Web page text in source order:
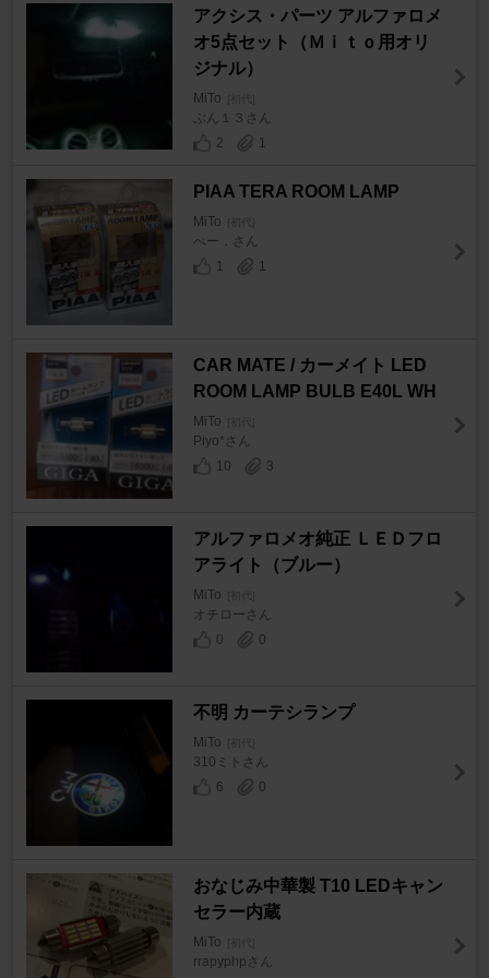
アクシス・パーツ アルファロメ
オ5点セット（Ｍｉｔｏ用オリ
ジナル）
MiTo [初代]
ぶん１３さん
2
1
PIAA TERA ROOM LAMP
MiTo [初代]
べー．さん
1
1
CAR MATE / カーメイト LED
ROOM LAMP BULB E40L WH
MiTo [初代]
Piyo*さん
10
3
アルファロメオ純正 ＬＥＤフロ
アライト（ブルー）
MiTo [初代]
オチローさん
0
0
不明 カーテシランプ
MiTo [初代]
310ミトさん
6
0
おなじみ中華製 T10 LEDキャン
セラー内蔵
MiTo [初代]
rrapyphpさん